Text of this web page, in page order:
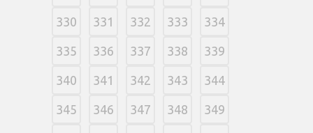
330 331 332 333 334
335 336 337 338 339
340 341 342 343 344
345 346 347 348 349